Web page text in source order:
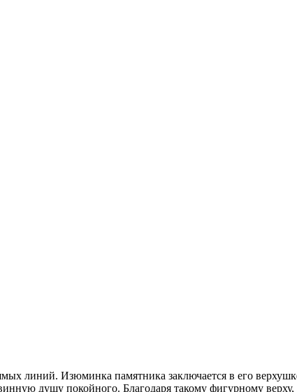
линий. Изюминка памятника заключается в его
душу покойного. Благодаря такому фигурному верху,